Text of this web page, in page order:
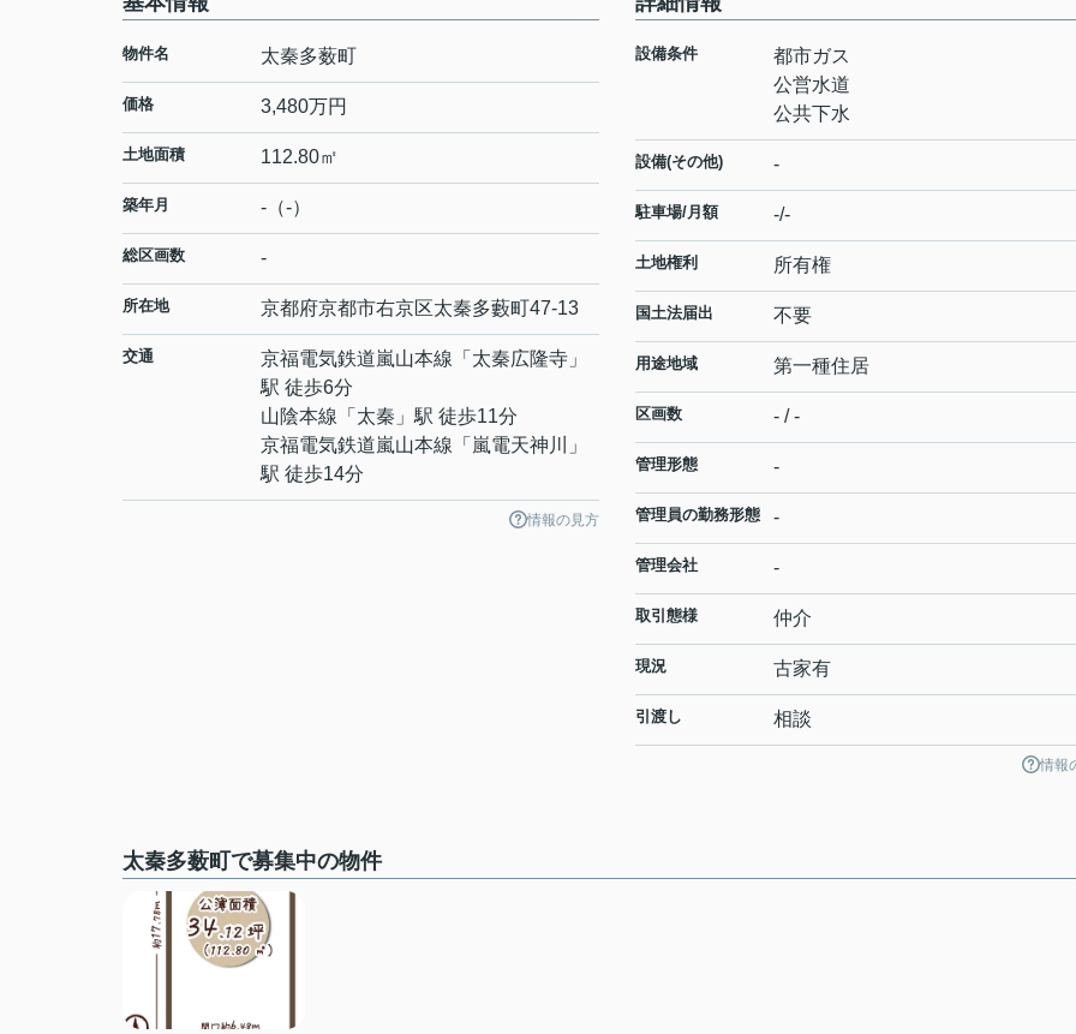
物件名 太秦多薮町
価格 3,480万円
土地面積 112.80㎡
築年月 -（-）
総区画数 -
所在地 京都府京都市右京区太秦多藪町47-13
交通 京福電気鉄道嵐山本線 「 太秦広隆寺 」
駅 徒歩6分
山陰本線 「 太秦 」駅 徒歩11分
京福電気鉄道嵐山本線 「 嵐電天神川
」
駅 徒歩14分
情報の見方
設備条件
都市ガス
公営水道
公共下水
設備(その他) -
駐車場/月額 -/-
土地権利 所有権
国土法届出 不要
用途地域 第一種住居
区画数 - / -
管理形態 -
管理員の勤務形態 -
管理会社 -
取引態様 仲介
現況 古家有
引渡し 相談
情報
太秦多薮町で募集中の物件